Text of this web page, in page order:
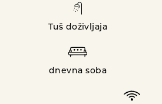
Tuš doživljaja
dnevna soba